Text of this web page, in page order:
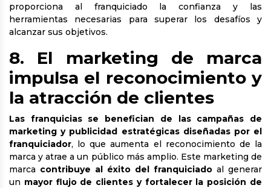
proporciona al franquiciado la confianza y las
herramientas necesarias para superar los desafíos y
alcanzar sus objetivos.
8. El marketing de marca
impulsa el reconocimiento y
la atracción de clientes
Las franquicias se benefician de las campañas de
marketing y publicidad estratégicas diseñadas por el
franquiciador, lo que aumenta el reconocimiento de la
marca y atrae a un público más amplio. Este marketing de
marca contribuye al éxito del franquiciado al generar
un mayor flujo de clientes y fortalecer la posición de